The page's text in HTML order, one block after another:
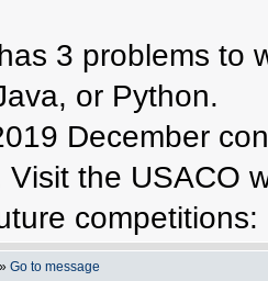
3 problems to
or Python.
December
Visit the USACO
competitions:
» Go to message